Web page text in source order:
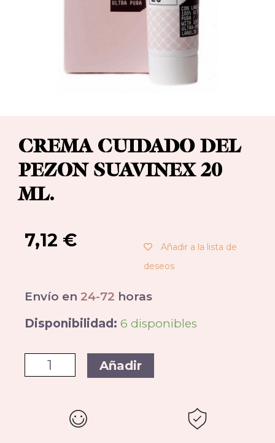
CREMA CUIDADO DEL
PEZON SUAVINEX 20
ML.
7,12 €
Añadir a la lista de
deseos
Envío en 24-72 horas
Disponibilidad: 6 disponibles
Añadir